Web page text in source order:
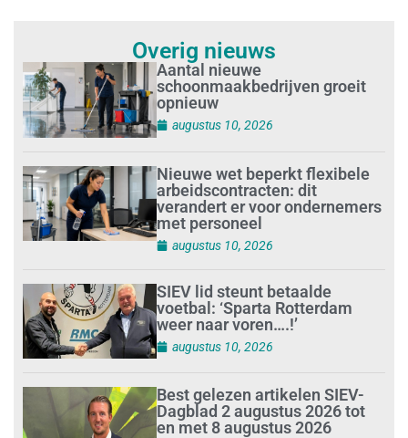
Overig nieuws
Aantal nieuwe
schoonmaakbedrijven groeit
opnieuw
augustus 10, 2026
Nieuwe wet beperkt flexibele
arbeidscontracten: dit
verandert er voor ondernemers
met personeel
augustus 10, 2026
SIEV lid steunt betaalde
voetbal: ‘Sparta Rotterdam
weer naar voren….!’
augustus 10, 2026
Best gelezen artikelen SIEV-
Dagblad 2 augustus 2026 tot
en met 8 augustus 2026